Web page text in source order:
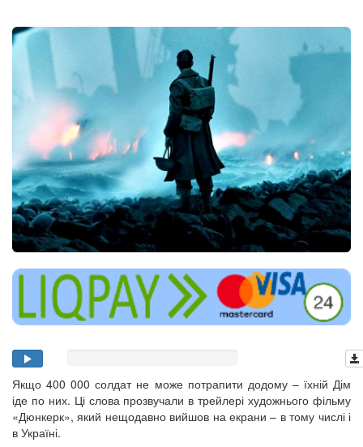
Якщо 400 000 солдат не може потрапити додому – їхній Дім
іде по них. Ці слова прозвучали в трейлері художнього фільму
«Дюнкерк», який нещодавно вийшов на екрани – в тому числі і
в Україні.